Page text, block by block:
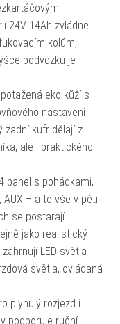
24V 14Ah zvládne
kolům,
podvozku je
eko kůží s
nastavení
zadní kufr dělají z
ale i praktického
panel s pohádkami,
AUX – a to vše v pěti
se postarají
jako realistický
LED světla
světla, ovládaná
plynulý rozjezd i
podporuje ruční